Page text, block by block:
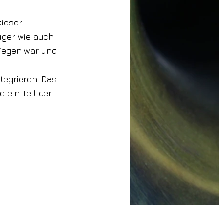
wie auch
war und
Das
ein Teil der